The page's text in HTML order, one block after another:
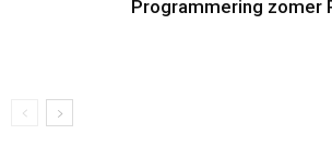
Programmering zomer